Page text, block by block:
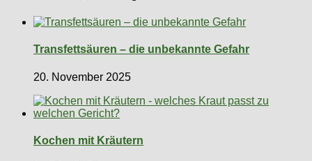
Transfettsäuren – die unbekannte Gefahr
20. November 2025
Kochen mit Kräutern